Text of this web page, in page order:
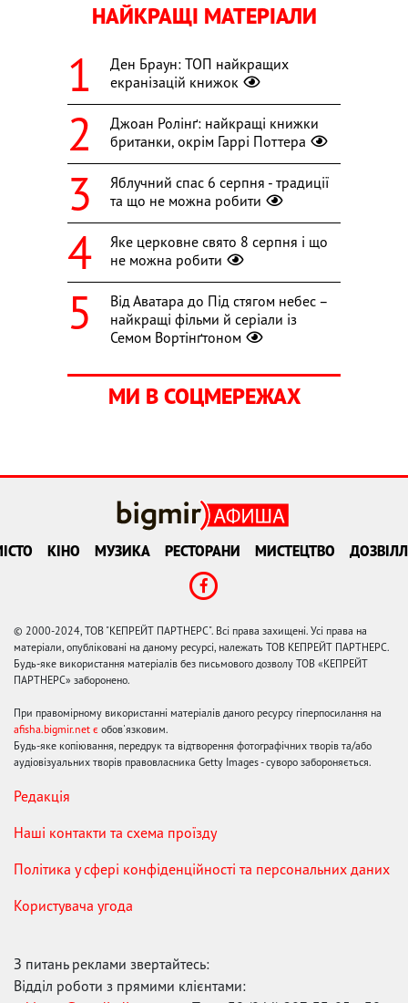
НАЙКРАЩІ МАТЕРІАЛИ
Ден Браун: ТОП найкращих
екранізацій книжок
Джоан Ролінґ: найкращі книжки
британки, окрім Гаррі Поттера
Яблучний спас 6 серпня - традиції
та що не можна робити
Яке церковне свято 8 серпня і що
не можна робити
Від Аватара до Під стягом небес –
найкращі фільми й серіали із
Семом Вортінґтоном
МИ В СОЦМЕРЕЖАХ
КІНО МУЗИКА РЕСТОРАНИ МИСТЕЦТВО
© 2000-2024, ТОВ "КЕПРЕЙТ ПАРТНЕРС". Всі права захищені. Усі права на
матеріали, опубліковані на даному ресурсі, належать ТОВ КЕПРЕЙТ ПАРТНЕРС.
Будь-яке використання матеріалів без письмового дозволу ТОВ «КЕПРЕЙТ
ПАРТНЕРС» заборонено.
При правомірному використанні матеріалів даного ресурсу гіперпосилання на
afisha.bigmir.net є обов'язковим.
Будь-яке копіювання, передрук та відтворення фотографічних творів та/або
аудіовізуальних творів правовласника Getty Images - суворо забороняється.
Редакція
Наші контакти та схема проїзду
Політика у сфері конфіденційності та персональних даних
Користувача угода
З питань реклами звертайтесь:
Відділ роботи з прямими клієнтами: